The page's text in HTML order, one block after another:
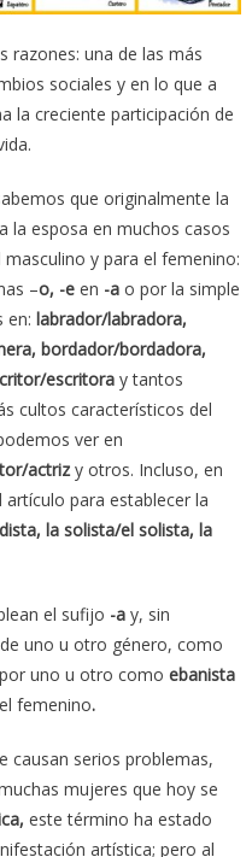
razones: una de las más
sociales y en lo que a
la creciente participación de
que originalmente la
la esposa en muchos casos
y para el femenino:
–o, -een -a o por la simple
en: labrador/labradora,
bordador/bordadora,
escritora y tantos
cultos característicos del
ver en
actrizy otros. Incluso, en
para establecer la
la solista/el solista, la
el sufijo -ay, sin
uno u otro género, como
uno u otro como ebanista
femenino.
causan serios problemas,
mujeres que hoy se
este término ha estado
artística; pero al